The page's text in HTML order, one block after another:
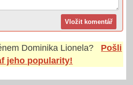
Dominika Lionela?
Pošli
jeho popularity!